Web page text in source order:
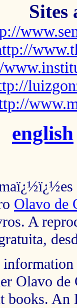
Sites
english
Olavo de
A
Olavo de
books.